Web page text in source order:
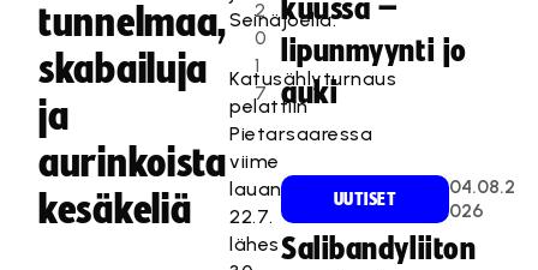
tunnelmaa,
skabailuja
ja
aurinkoista
kesäkeliä
2
0
1
7
Seinäjoella.
Katusählyturnaus
pelattiin
Pietarsaaressa
viime
lauantaina
22.7.
lähes
kuussa –
lipunmyynti jo
auki
UUTISET
04.08.2
026
Salibandyliiton